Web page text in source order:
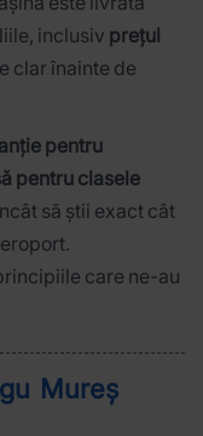
inclusiv prețul
clar înainte de
pentru
pentru clasele
să știi exact cât
care ne-au
Mureș